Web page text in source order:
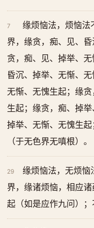
7
缘烦恼法，烦恼
界，缘贪，痴、见、
贪，痴、见、掉举、无
昏沉、掉举、无惭、
无惭、无愧生起；缘
生起；缘贪，痴、掉举
掉举、无惭、无愧生
（于无色界无嗔根）。
29
缘烦恼法，无烦
界，缘诸烦恼，相应
起（如是应作九问）；